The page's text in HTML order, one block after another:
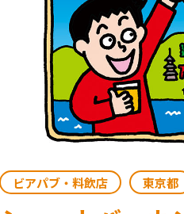
ビアパブ・料飲店 東京都